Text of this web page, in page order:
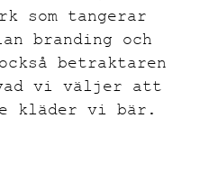
som tangerar
branding och
betraktaren
vi väljer att
kläder vi bär.